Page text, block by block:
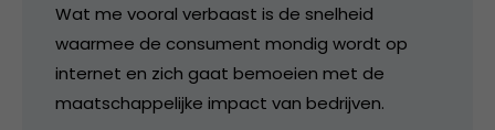
Wat me vooral verbaast is de snelheid
waarmee de consument mondig wordt op
internet en zich gaat bemoeien met de
maatschappelijke impact van bedrijven.